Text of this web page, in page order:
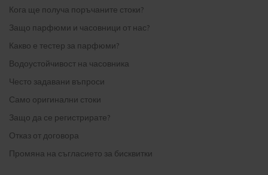
Кога ще получа поръчаните стоки?
Защо парфюми и часовници от нас?
Какво е тестер за парфюми?
Водоустойчивост на часовника
Често задавани въпроси
Само оригинални стоки
Защо да се регистрирате?
Отказ от договора
Промяна на съгласието за бисквитки